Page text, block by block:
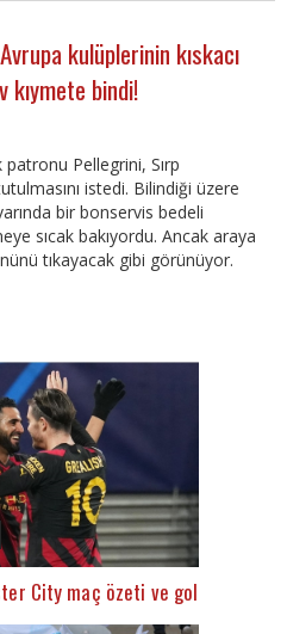
kulüplerinin kıskacı
kıymete bindi!
Pellegrini, Sırp
istedi. Bilindiği üzere
bir bonservis bedeli
sıcak bakıyordu. Ancak araya
tıkayacak gibi görünüyor.
City maç özeti ve golleri (İZLE)